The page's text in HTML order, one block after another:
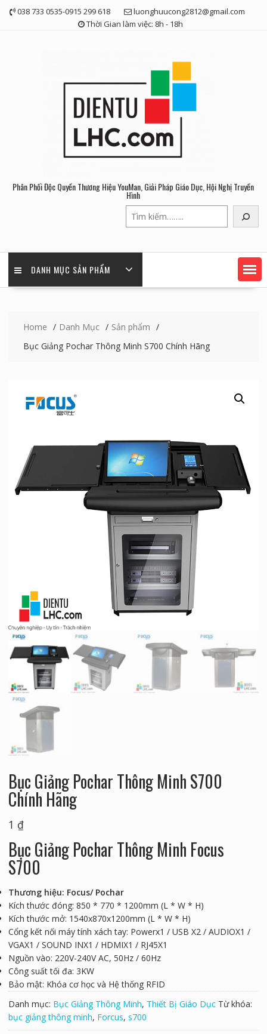
Skip 038 733 0535-0915 299 618
luonghuucong2812@gmail.com
Thời Gian làm việc: 8h - 18h
Phân Phối Độc Quyền Thương Hiệu YouMan, Giải Pháp Giáo Dục, Hội Nghị Truyền
Hình
kiếm
DANH MỤC SẢN PHẨM
Home Danh Mục
Sản phẩm
Bục Giảng Pochar Thông Minh S700 Chính Hãng
Bục Giảng Pochar Thông Minh S700
Chính Hãng
1 ₫
Bục Giảng Pochar Thông Minh Focus
S700
Thương hiệu: Focus/ Pochar
Kích thước đóng: 850 * 770 * 1200mm (L * W * H)
Kích thước mở: 1540x870x1200mm (L * W * H)
Cổng kết nối máy tính xách tay: Powerx1 / USB X2 / AUDIOX1 /
VGAX1 / SOUND INX1 / HDMIX1 / RJ45X1
Nguồn vào: 220V-240V AC, 50Hz / 60Hz
Công suất tối đa: 3KW
Bảo mật: Khóa cơ học và Hệ thống RFID
Danh mục: Bục Giảng Thông Minh, Thiết Bị Giáo Dục Từ khóa:
bục giảng thông minh, Forcus, s700